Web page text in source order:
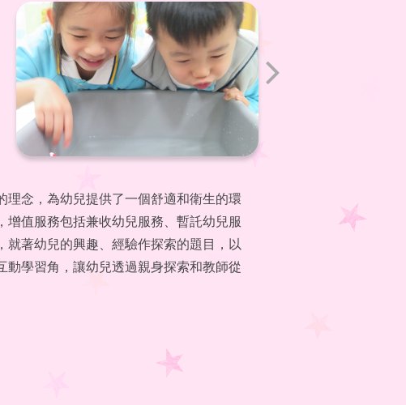
念，為幼兒提供了一個舒適和衛生的環
值服務包括兼收幼兒服務、暫託幼兒服
著幼兒的興趣、經驗作探索的題目，以
學習角，讓幼兒透過親身探索和教師從